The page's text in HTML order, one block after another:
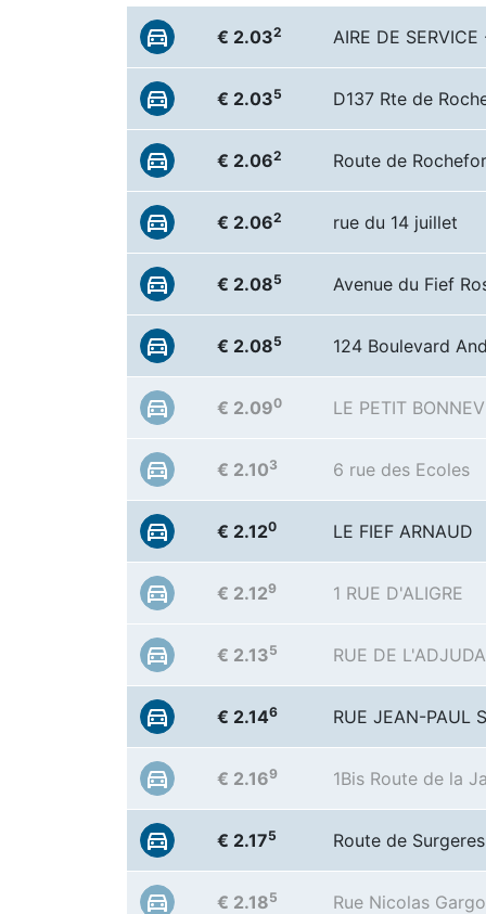
€ 2.032 AIRE DE SERVICE
€ 2.035 D137 Rte de
€ 2.062 Route de
€ 2.062 rue du 14 juillet
€ 2.085 Avenue du Fief
€ 2.085 124 Boulevard
€ 2.090 LE PETIT
€ 2.103 6 rue des Ecoles
€ 2.120 LE FIEF ARNAUD
€ 2.129 1 RUE D'ALIGRE
€ 2.135 RUE DE
€ 2.146 RUE JEAN-PAUL
€ 2.169 1Bis Route de la
€ 2.175 Route de Surgeres
€ 2.185 Rue Nicolas